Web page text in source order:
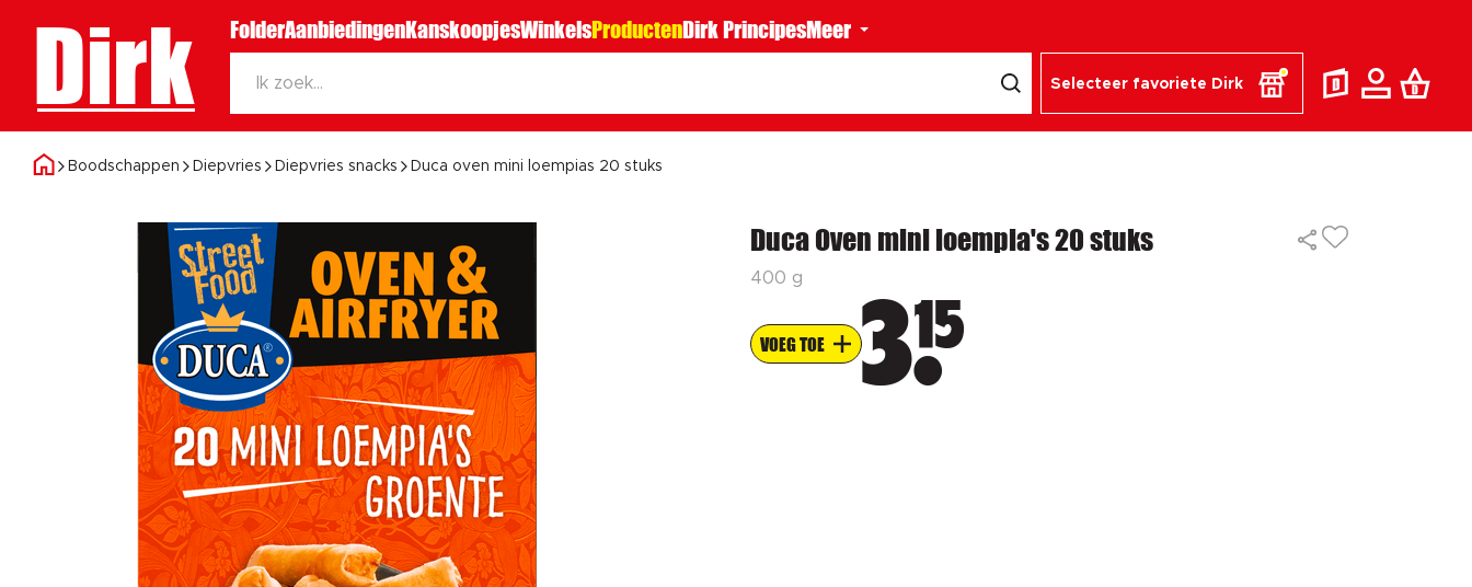
Dirk FolderAanbiedingenKanskoopjesWinkelsProductenDirk PrincipesMeer
Selecteer favoriete Dirk
Boodschappen Diepvries Diepvries snacks Duca oven mini loempias 20 stuks
Duca Oven mini loempia's 20 stuks
400 g
VOEG TOE 315